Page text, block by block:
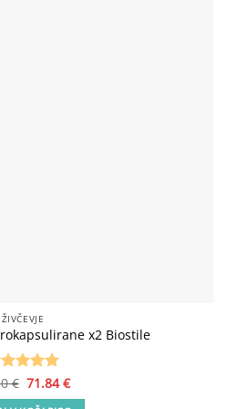
ŽIVČEVJE
x2 Biostile
5
5
€ Izvirna
71.84€Trenutna